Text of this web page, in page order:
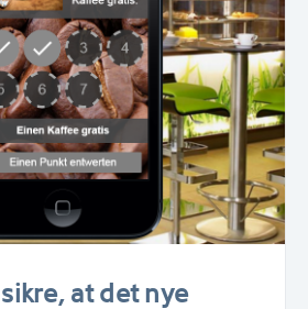
at det nye